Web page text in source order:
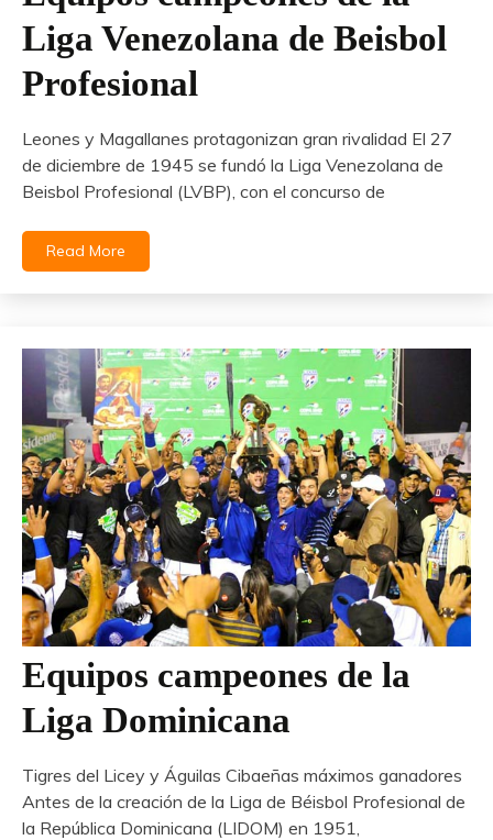
Liga Venezolana de Beisbol
Profesional
Leones y Magallanes protagonizan gran rivalidad El 27
de diciembre de 1945 se fundó la Liga Venezolana de
Beisbol Profesional (LVBP), con el concurso de
Read More
Equipos campeones de la
Liga Dominicana
Tigres del Licey y Águilas Cibaeñas máximos ganadores
Antes de la creación de la Liga de Béisbol Profesional de
la República Dominicana (LIDOM) en 1951,